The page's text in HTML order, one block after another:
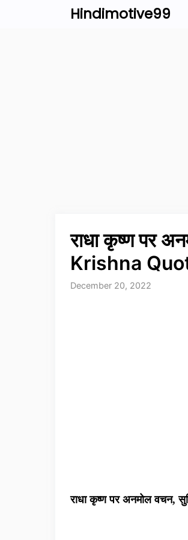
Hindimotive99
राधा कृष्ण पर
Krishna
December 20, 2022
राधा कृष्ण पर अनमोल वचन,